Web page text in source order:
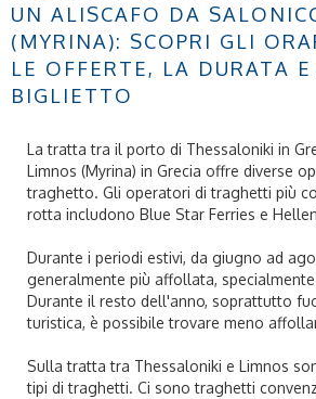
UN ALISCAFO DA
(MYRINA): SCOPRI GLI
LE OFFERTE, LA DURATA
BIGLIETTO
La tratta tra il porto di Thessaloniki in
Limnos (Myrina) in Grecia offre diverse
traghetto. Gli operatori di traghetti più
rotta includono Blue Star Ferries e
Durante i periodi estivi, da giugno ad
generalmente più affollata,
Durante il resto dell'anno, soprattutto
turistica, è possibile trovare meno
Sulla tratta tra Thessaloniki e Limnos
tipi di traghetti. Ci sono traghetti